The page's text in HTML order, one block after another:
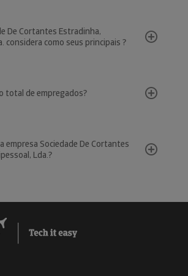
De Cortantes Estradinha,
considera como seus principais ?
total de empregados?
empresa Sociedade De Cortantes
Lda.?